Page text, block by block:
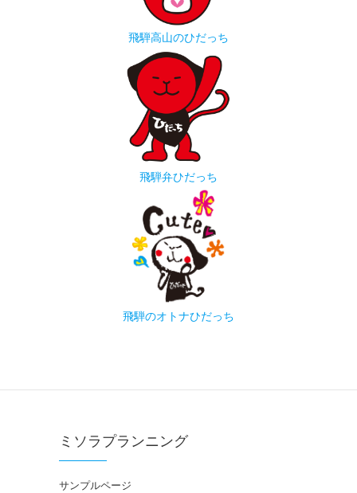
飛騨高山のひだっち
飛騨弁ひだっち
飛騨のオトナひだっち
ミソラプランニング
サンプルページ